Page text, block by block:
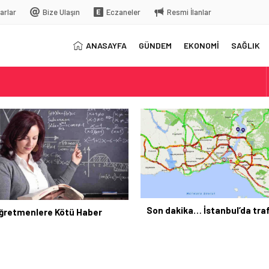
Bize Ulaşın Eczaneler Resmi İlanlar
ANASAYFA GÜNDEM EKONOMİ SAĞLIK
gelecek
İstanbul’da trafik felç
Yunanistan Başbakanı